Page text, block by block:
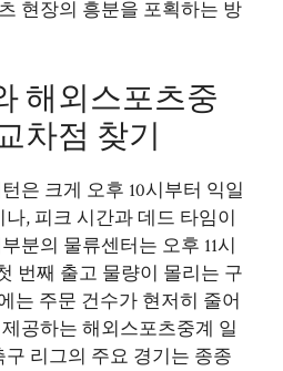
현장의 흥분을 포획하는 방
해외스포츠중
차점 찾기
은 크게 오후 10시부터 익일
, 피크 시간과 데드 타임이
분의 물류센터는 오후 11시
번째 출고 물량이 몰리는 구
는 주문 건수가 현저히 줄어
공하는 해외스포츠중계 일
리그의 주요 경기는 종종